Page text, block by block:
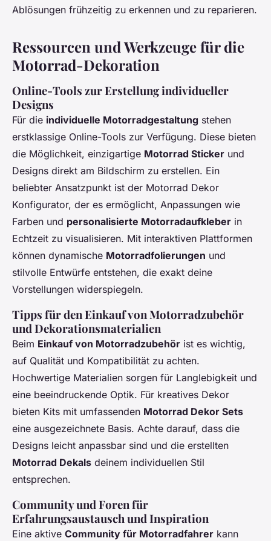
Ablösungen frühzeitig zu erkennen und zu reparieren.
Ressourcen und Werkzeuge für die
Motorrad-Dekoration
Online-Tools zur Erstellung individueller
Designs
Für die individuelle Motorradgestaltung stehen
erstklassige Online-Tools zur Verfügung. Diese bieten
die Möglichkeit, einzigartige Motorrad Sticker und
Designs direkt am Bildschirm zu erstellen. Ein
beliebter Ansatzpunkt ist der Motorrad Dekor
Konfigurator, der es ermöglicht, Anpassungen wie
Farben und personalisierte Motorradaufkleber in
Echtzeit zu visualisieren. Mit interaktiven Plattformen
können dynamische Motorradfolierungen und
stilvolle Entwürfe entstehen, die exakt deine
Vorstellungen widerspiegeln.
Tipps für den Einkauf von Motorradzubehör
und Dekorationsmaterialien
Beim Einkauf von Motorradzubehör ist es wichtig,
auf Qualität und Kompatibilität zu achten.
Hochwertige Materialien sorgen für Langlebigkeit und
eine beeindruckende Optik. Für kreatives Dekor
bieten Kits mit umfassenden Motorrad Dekor Sets
eine ausgezeichnete Basis. Achte darauf, dass die
Designs leicht anpassbar sind und die erstellten
Motorrad Dekals deinem individuellen Stil
entsprechen.
Community und Foren für
Erfahrungsaustausch und Inspiration
Eine aktive Community für Motorradfahrer kann